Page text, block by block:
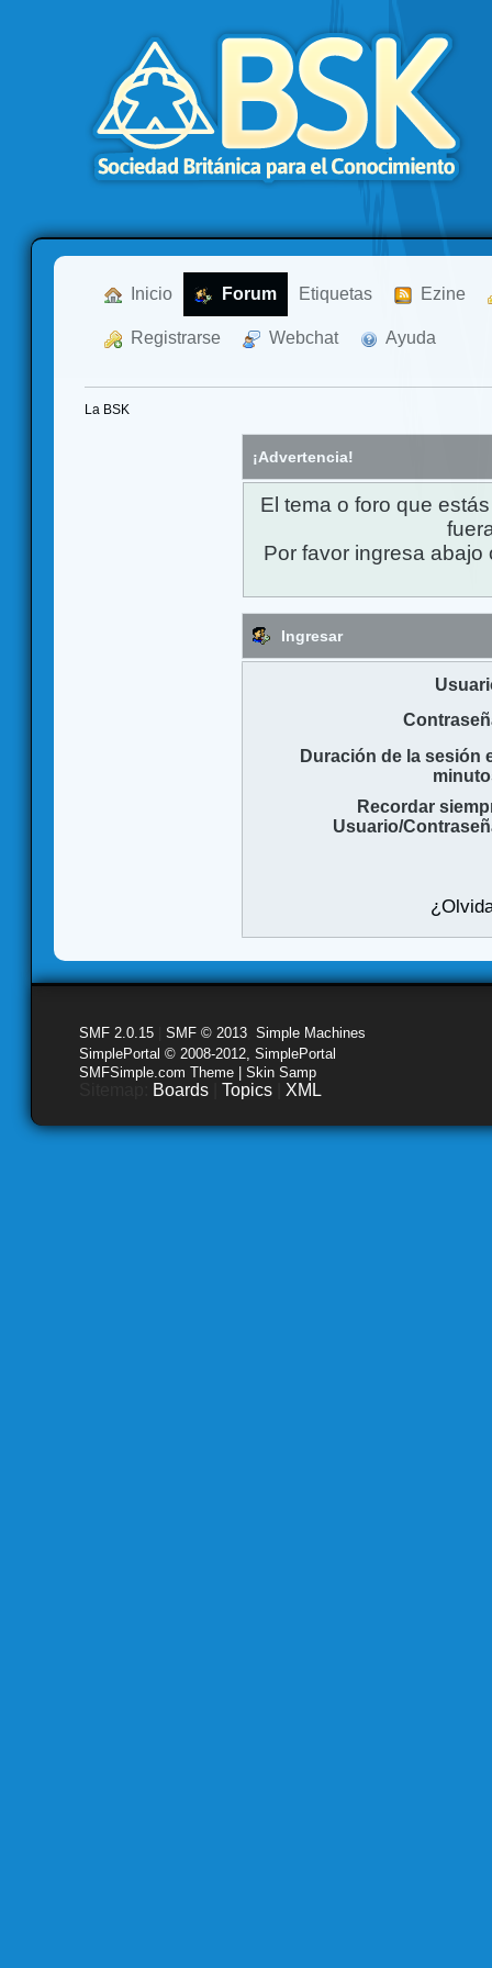
Inicio Forum Etiquetas Ezine
Registrarse Webchat Ayuda
La BSK
¡Advertencia!
El tema o foro que
Por favor ingresa
Ingresar
Duración de la sesión
Recordar
Usuario/
SMF 2.0.15 SMF © 2013 Simple Machines
SimplePortal © 2008-2012, SimplePortal
SMFSimple.com Theme | Skin Samp
Boards Topics XML